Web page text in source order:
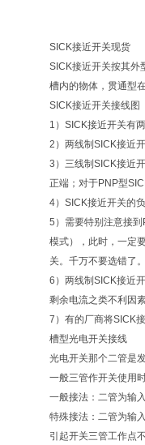
SICK接近开关现货
SICK接近开关按其外
槽内的物体，贯通型
SICK接近开关接线图
1）SICK接近开关有
2）两线制SICK接近
3）三线制SICK接近
正端；对于PNP型
4）SICK接近开关的
5）需要特别注意接
模式），此时，一定
关。千万不要选错了
6）两线制SICK接近
剩余电流之类不利因
7）有的厂商将SICK
槽型光电开关接线
光电开关那个二管是
一般三管作开关使用
一般接法：二管为输
特殊接法：二管为输
引起开关三管工作点